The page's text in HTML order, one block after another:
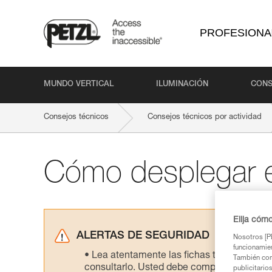
MUNDO VERTICAL ILUMINACIÓN
Consejos técnicos Consejos técnicos por actividad
Cómo desplegar
ALERTAS DE SEGURIDAD
Lea atentamente las fichas técnicas de
consultarlo. Usted debe comprender la
Elija
Nosotros
También